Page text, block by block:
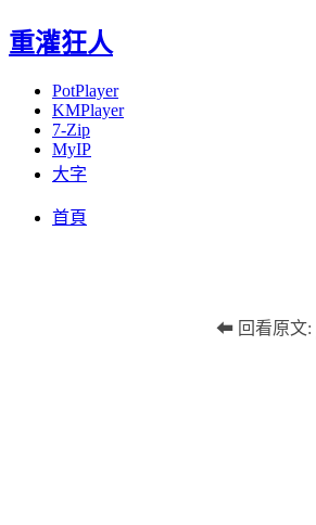
重灌狂人
PotPlayer
KMPlayer
7-Zip
MyIP
大字
首頁
⬅ 回看原文: